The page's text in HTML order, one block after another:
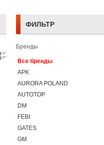
ФИЛЬТР
Бренды
Все бренды
APK
AURORA POLAND
AUTOTOP
DM
FEBI
GATES
GM